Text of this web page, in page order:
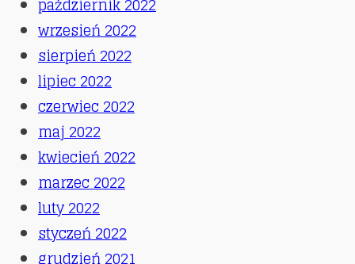
wrzesień 2022
sierpień 2022
lipiec 2022
czerwiec 2022
maj 2022
kwiecień 2022
marzec 2022
luty 2022
styczeń 2022
grudzień 2021